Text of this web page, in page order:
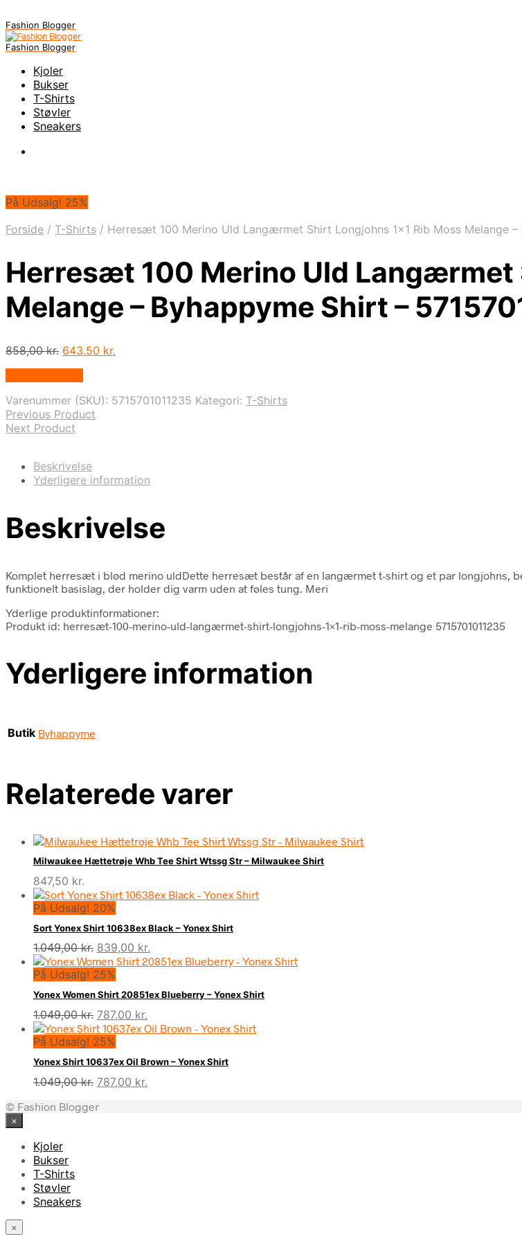
Fashion Blogger
Fashion Blogger
Kjoler
Bukser
T-Shirts
Støvler
Sneakers
På Udsalg! 25%
Forside / T-Shirts / Herresæt 100 Merino Uld Langærmet Shirt Longjohns 1×1 Rib Moss Melange –
Herresæt 100 Merino Uld Langærmet
Melange – Byhappyme Shirt –
858,00kr. Den
858,00 kr..
643,50 kr.
643,50 kr..
Varenummer (SKU): 5715701011235 Kategori: T-Shirts
Previous Product
Next Product
Beskrivelse
Yderligere information
Beskrivelse
Komplet herresæt i blød merino uldDette herresæt består af en langærmet t-shirt og et par longjohns,
funktionelt basislag, der holder dig varm uden at føles tung. Meri
Yderlige produktinformationer:
Produkt id: herresæt-100-merino-uld-langærmet-shirt-longjohns-1×1-rib-moss-melange 5715701011235
Yderligere information
Butik Byhappyme
Relaterede varer
Milwaukee Hættetrøje Whb Tee Shirt Wtssg Str – Milwaukee Shirt
847,50 kr.
På Udsalg! 20%
Sort Yonex Shirt 10638ex Black – Yonex Shirt
1.049,00kr. Den
oprindelige
pris
var:
1.049,00 kr..
839,00 kr.
aktuelle
er:
839,00 kr..
På Udsalg! 25%
Yonex Women Shirt 20851ex Blueberry – Yonex Shirt
1.049,00kr. Den
oprindelige
pris
var:
1.049,00 kr..
787,00 kr.
aktuelle
787,00 kr..
På Udsalg! 25%
Yonex Shirt 10637ex Oil Brown – Yonex Shirt
1.049,00kr. Den
pris
787,00 kr.
© Fashion Blogger
×
Kjoler
Bukser
T-Shirts
Støvler
Sneakers
×